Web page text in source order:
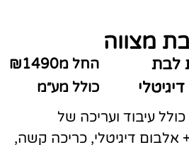
מצווה
לבת
החל מ₪1490
כולל מע״מ
עיבוד ועריכה של
עד 3 שעות+ אלבום דיגיטלי, כריכה קשה,